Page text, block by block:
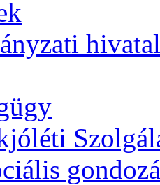
hivatal